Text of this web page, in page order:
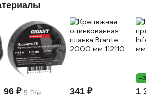
96 ₽15 ₽/м 341 ₽
-
1